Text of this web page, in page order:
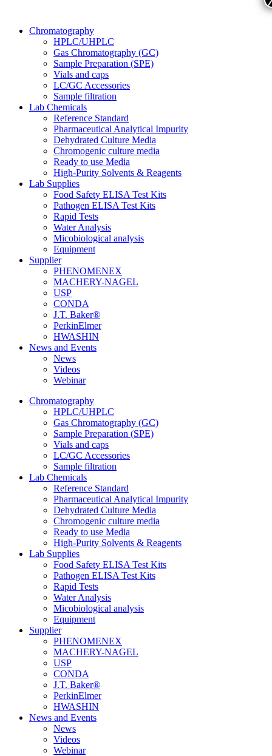
Chromatography
HPLC/UHPLC
Gas Chromatography (GC)
Sample Preparation (SPE)
Vials and caps
LC/GC Accessories
Sample filtration
Lab Chemicals
Reference Standard
Pharmaceutical Analytical Impurity
Dehydrated Culture Media
Chromogenic culture media
Ready to use Media
High-Purity Solvents & Reagents
Lab Supplies
Food Safety ELISA Test Kits
Pathogen ELISA Test Kits
Rapid Tests
Water Analysis
Micobiological analysis
Equipment
Supplier
PHENOMENEX
MACHERY-NAGEL
USP
CONDA
J.T. Baker®
PerkinElmer
HWASHIN
News and Events
News
Videos
Webinar
Chromatography
HPLC/UHPLC
Gas Chromatography (GC)
Sample Preparation (SPE)
Vials and caps
LC/GC Accessories
Sample filtration
Lab Chemicals
Reference Standard
Pharmaceutical Analytical Impurity
Dehydrated Culture Media
Chromogenic culture media
Ready to use Media
High-Purity Solvents & Reagents
Lab Supplies
Food Safety ELISA Test Kits
Pathogen ELISA Test Kits
Rapid Tests
Water Analysis
Micobiological analysis
Equipment
Supplier
PHENOMENEX
MACHERY-NAGEL
USP
CONDA
J.T. Baker®
PerkinElmer
HWASHIN
News and Events
News
Videos
Webinar